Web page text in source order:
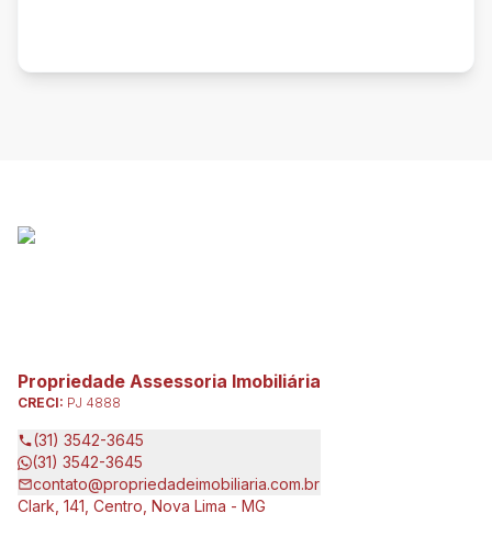
Propriedade Assessoria Imobiliária
CRECI: PJ 4888
(31) 3542-3645
(31) 3542-3645
contato@propriedadeimobiliaria.com.br
Clark, 141, Centro, Nova Lima - MG